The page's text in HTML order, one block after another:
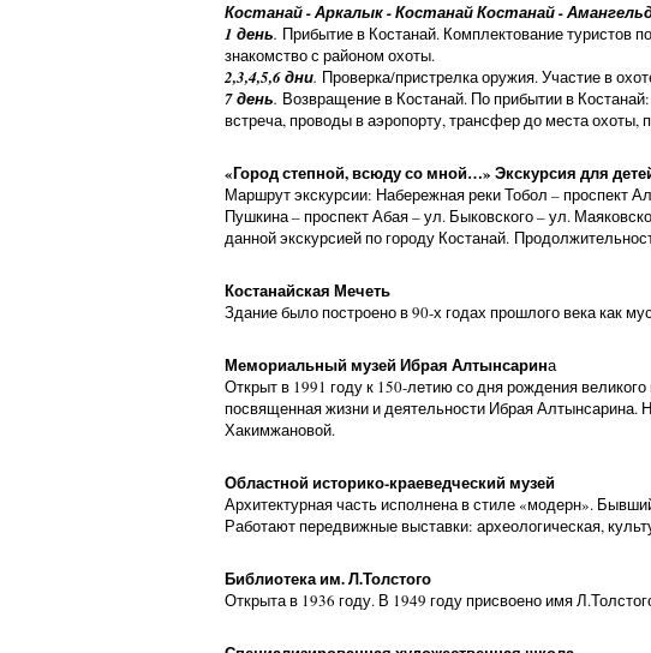
Костанай - Аркалык - Костанай Костанай -
1 день. Прибытие в Костанай. Комплектование туристов
знакомство с районом охоты.
2,3,4,5,6 дни. Проверка/пристрелка оружия. Участие в
7 день. Возвращение в Костанай. По прибытии в
встреча, проводы в аэропорту, трансфер до места охоты,
«Город степной, всюду со мной…» Экскурсия для
Маршрут экскурсии: Набережная реки Тобол – проспект
Пушкина – проспект Абая – ул. Быковского – ул.
данной экскурсией по городу Костанай.
Костанайская Мечеть
Здание было построено в 90-х годах прошлого века как
Мемориальный музей Ибрая Алтынсарина
Открыт в 1991 году к 150-летию со дня рождения
посвященная жизни и деятельности Ибрая Алтынсарина.
Хакимжановой.
Областной историко-краеведческий музей
Архитектурная часть исполнена в стиле «модерн».
Работают передвижные выставки: археологическая,
Библиотека им. Л.Толстого
Открыта в 1936 году. В 1949 году присвоено имя